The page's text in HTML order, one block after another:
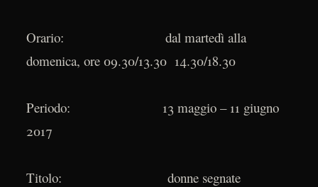
Orario: dal martedì alla
domenica, ore 09.30/13.30 14.30/18.30
Periodo: 13 maggio – 11 giugno
2017
Titolo: donne segnate